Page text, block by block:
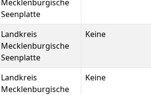
Mecklenburgische
Seenplatte
Landkreis
Mecklenburgische
Seenplatte
Keine
Landkreis
Mecklenburgische
Keine